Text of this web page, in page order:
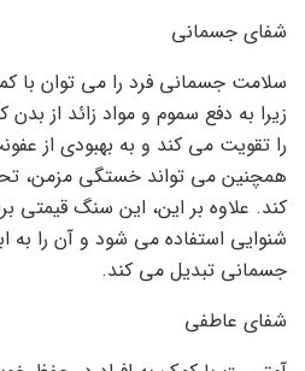
شفای جسمانی
سلامت جسمانی فرد را می توان با
زیرا به دفع سموم و مواد زائد از
را تقویت می کند و به بهبودی از
همچنین می تواند خستگی مزمن،
کند. علاوه بر این، این سنگ قیمتی
شنوایی استفاده می شود و آن را به
جسمانی تبدیل می کند.
شفای عاطفی